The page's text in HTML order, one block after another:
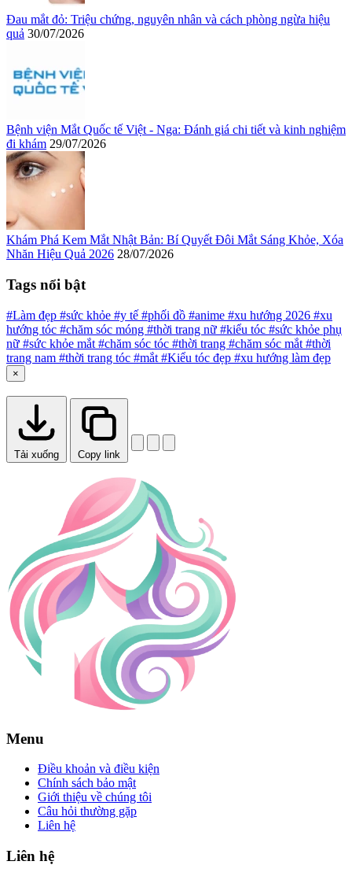
Đau mắt đỏ: Triệu chứng, nguyên nhân và cách phòng ngừa hiệu
quả 30/07/2026
Bệnh viện Mắt Quốc tế Việt - Nga: Đánh giá chi tiết và kinh nghiệm
đi khám 29/07/2026
Khám Phá Kem Mắt Nhật Bản: Bí Quyết Đôi Mắt Sáng Khỏe, Xóa
Nhăn Hiệu Quả 2026 28/07/2026
Tags nổi bật
#Làm đẹp #sức khỏe #y tế #phối đồ #anime #xu hướng 2026 #xu
hướng tóc #chăm sóc móng #thời trang nữ #kiểu tóc #sức khỏe phụ
nữ #sức khỏe mắt #chăm sóc tóc #thời trang #chăm sóc mắt #thời
trang nam #thời trang tóc #mắt #Kiểu tóc đẹp #xu hướng làm đẹp
×
Tải xuống Copy link
Menu
Điều khoản và điều kiện
Chính sách bảo mật
Giới thiệu về chúng tôi
Câu hỏi thường gặp
Liên hệ
Liên hệ